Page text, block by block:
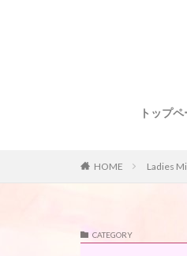
トップ
HOME Ladies
CATEGORY